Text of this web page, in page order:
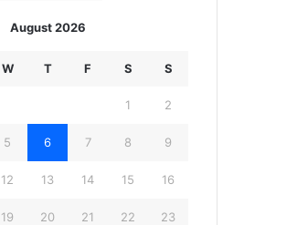
August 2026
W T F S S
1 2
5 6 7 8 9
12 13 14 15 16
19 20 21 22 23